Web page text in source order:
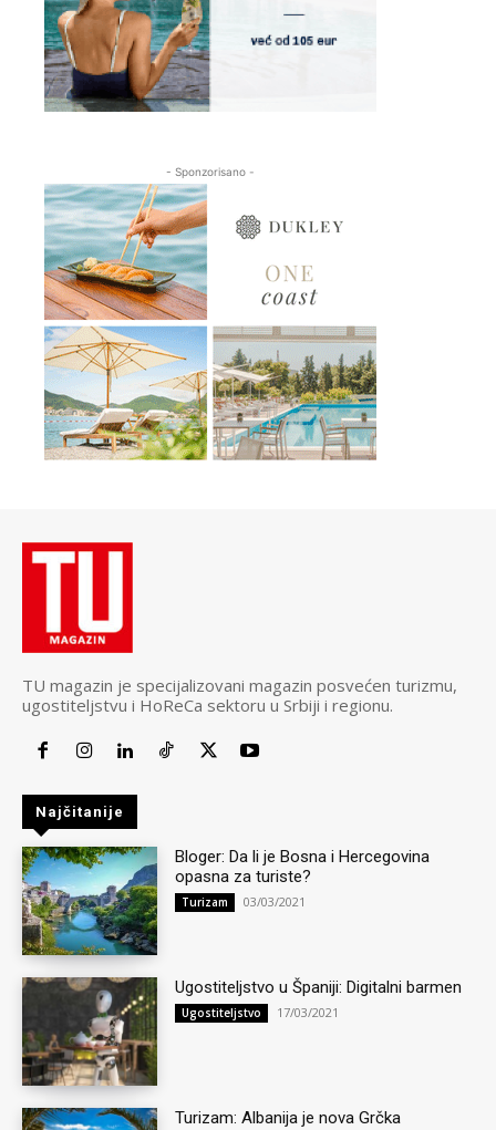
- Sponzorisano -
TU magazin je specijalizovani magazin posvećen turizmu,
ugostiteljstvu i HoReCa sektoru u Srbiji i regionu.
Najčitanije
Bloger: Da li je Bosna i Hercegovina
opasna za turiste?
Turizam 03/03/2021
Ugostiteljstvo u Španiji: Digitalni barmen
Ugostiteljstvo 17/03/2021
Turizam: Albanija je nova Grčka